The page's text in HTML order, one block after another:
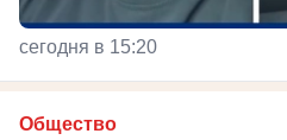
сегодня в 15:20
Общество